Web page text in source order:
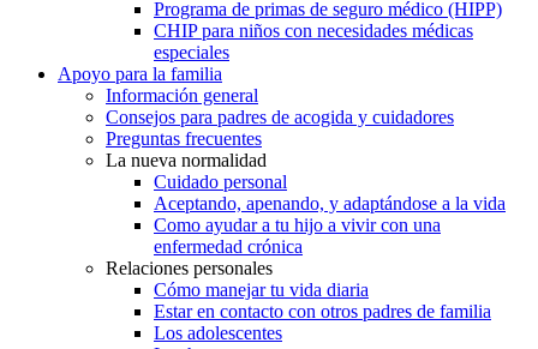
Programa de primas de seguro médico (HIPP)
CHIP para niños con necesidades médicas
especiales
Apoyo para la familia
Información general
Consejos para padres de acogida y cuidadores
Preguntas frecuentes
La nueva normalidad
Cuidado personal
Aceptando, apenando, y adaptándose a la vida
Como ayudar a tu hijo a vivir con una
enfermedad crónica
Relaciones personales
Cómo manejar tu vida diaria
Estar en contacto con otros padres de familia
Los adolescentes